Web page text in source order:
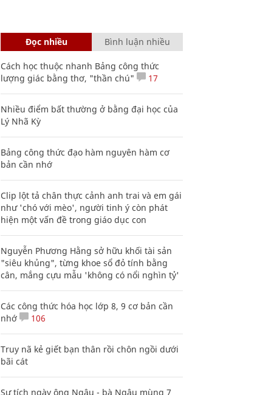
Đọc nhiều Bình luận nhiều
Cách học thuộc nhanh Bảng công thức
lượng giác bằng thơ, "thần chú"
17
Nhiều điểm bất thường ở bằng đại học của
Lý Nhã Kỳ
Bảng công thức đạo hàm nguyên hàm cơ
bản cần nhớ
Clip lột tả chân thực cảnh anh trai và em gái
như 'chó với mèo', người tinh ý còn phát
hiện một vấn đề trong giáo dục con
Nguyễn Phương Hằng sở hữu khối tài sản
"siêu khủng", từng khoe sổ đỏ tính bằng
cân, mắng cựu mẫu 'không có nổi nghìn tỷ'
Các công thức hóa học lớp 8, 9 cơ bản cần
nhớ
106
Truy nã kẻ giết bạn thân rồi chôn ngồi dưới
bãi cát
Sự tích ngày ông Ngâu - bà Ngâu mùng 7